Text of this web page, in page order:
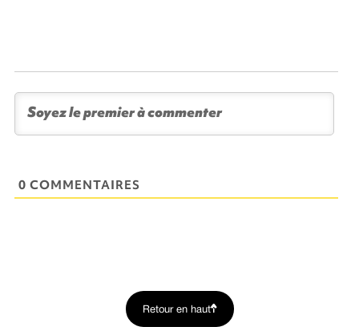
0 COMMENTAIRES
Retour en haut